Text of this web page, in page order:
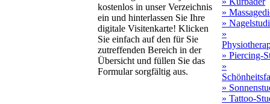
kostenlos in unser Verzeichnis
ein und hinterlassen Sie Ihre
digitale Visitenkarte! Klicken
Sie einfach auf den für Sie
zutreffenden Bereich in der
Übersicht und füllen Sie das
Formular sorgfältig aus.
»
»
»
» Piercing-
»
»
» Tattoo-